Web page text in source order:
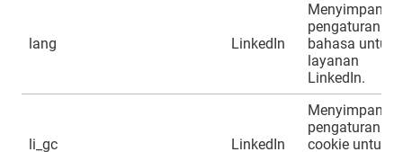
lang LinkedIn
Menyimpan
pengaturan
bahasa untuk
layanan
LinkedIn.
li_gc LinkedIn
Menyimpan
pengaturan
cookie untuk